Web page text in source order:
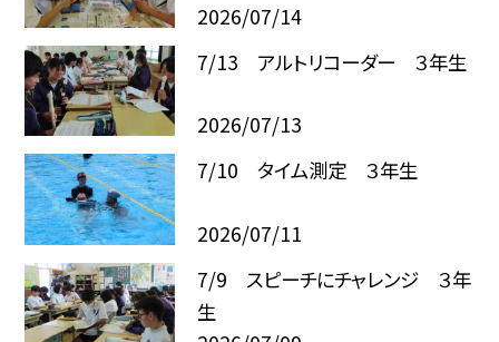
2026/07/14
7/13 アルトリコーダー ３年生
2026/07/13
7/10 タイム測定 ３年生
2026/07/11
7/9 スピーチにチャレンジ ３年
生